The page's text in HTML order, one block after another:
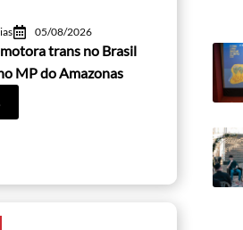
05/08/2026
trans no Brasil
MP do Amazonas